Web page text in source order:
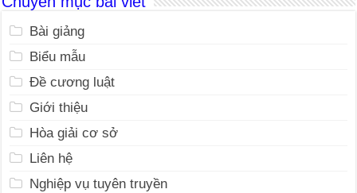
Bài giảng
Biểu mẫu
Đề cương luật
Giới thiệu
Hòa giải cơ sở
Liên hệ
Nghiệp vụ tuyên truyền